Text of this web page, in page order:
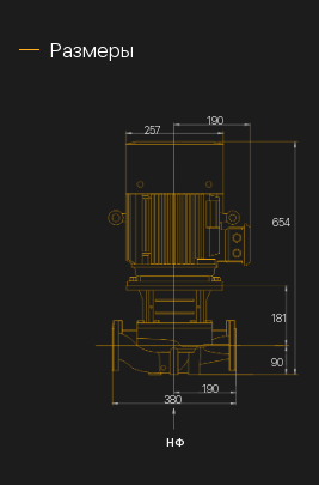
Размеры
190
257
654
181
90
190
380
НФ